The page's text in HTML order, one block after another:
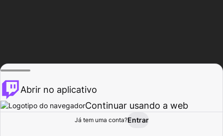
Procurar Atividade
Abrir no aplicativo
Continuar usando a web
Já tem uma conta?Entrar